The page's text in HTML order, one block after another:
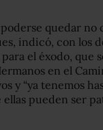
quedar no
indicó, con los
el éxodo, que
en el
y “ya tenemos
pueden ser